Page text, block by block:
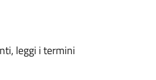
leggi i termini